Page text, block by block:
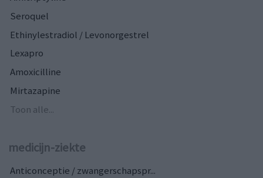
Seroquel
Ethinylestradiol / Levonorgestrel
Lexapro
Amoxicilline
Mirtazapine
Toon alle...
medicijn-ziekte
Anticonceptie / zwangerschapspr...